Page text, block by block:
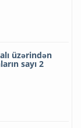
üzərindən
sayı 2